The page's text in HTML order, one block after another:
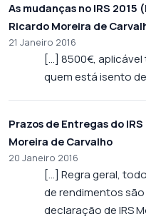
As mudanças no IRS 2015
Ricardo Moreira de
21 Janeiro 2016
[…] 8500€,
quem está isento
Prazos de Entregas do
Moreira de Carvalho
20 Janeiro 2016
[…] Regra geral,
de rendimentos
declaração de IRS